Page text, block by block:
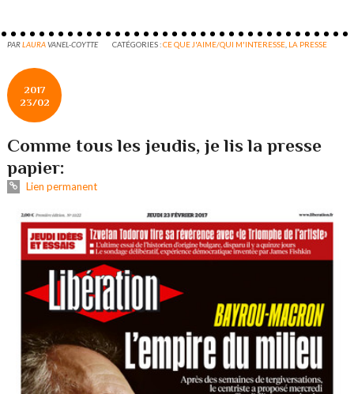
PARLAURAVANEL-COYTTE CATÉGORIES :CE QUE J'AIME/QUI M'INTERESSE LA PRESSE
2017
23/02
Comme tous les jeudis, je lis la presse
papier:
Lien permanent